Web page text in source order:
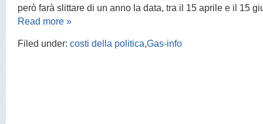
però farà slittare di un anno la data, tra il 15 aprile e il 15
Read more »
Filed under: costi della politica,Gas-info